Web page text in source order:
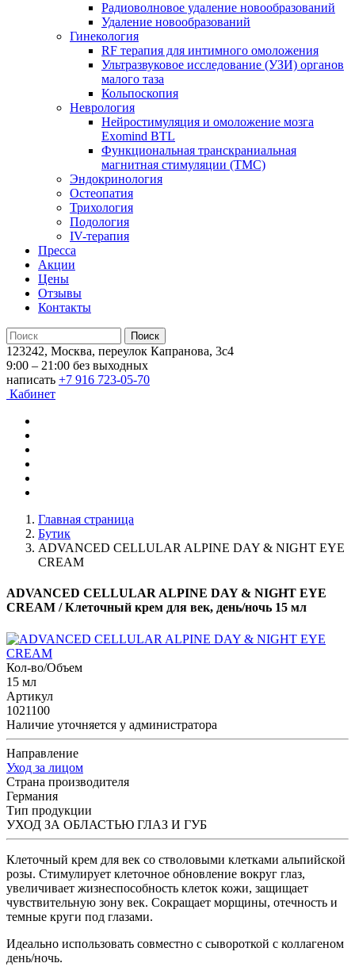
Радиоволновое удаление новообразований
Удаление новообразований
Гинекология
RF терапия для интимного омоложения
Ультразвуковое исследование (УЗИ) органов
малого таза
Кольпоскопия
Неврология
Нейростимуляция и омоложение мозга
Exomind BTL
Функциональная транскраниальная
магнитная стимуляции (ТМС)
Эндокринология
Остеопатия
Трихология
Подология
IV-терапия
Пресса
Акции
Цены
Отзывы
Контакты
123242, Москва, переулок Капранова, 3с4
9:00 – 21:00 без выходных
написать +7 916 723-05-70
Кабинет
Главная страница
Бутик
ADVANCED CELLULAR ALPINE DAY & NIGHT EYE
CREAM
ADVANCED CELLULAR ALPINE DAY & NIGHT EYE
CREAM / Клеточный крем для век, день/ночь 15 мл
Кол-во/Объем
15 мл
Артикул
1021100
Наличие уточняется у администратора
Направление
Уход за лицом
Страна производителя
Германия
Тип продукции
УХОД ЗА ОБЛАСТЬЮ ГЛАЗ И ГУБ
Клеточный крем для век со стволовыми клетками альпийской
розы. Стимулирует клеточное обновление вокруг глаз,
увеличивает жизнеспособность клеток кожи, защищает
чувствительную зону век. Сокращает морщины, отечность и
темные круги под глазами.
Идеально использовать совместно с сывороткой с коллагеном
день/ночь.